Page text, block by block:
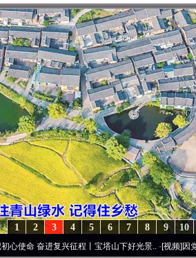
10
9
8
7
6
5
4
3
2
1
奋进复兴征程丨宝塔山下好光景..·[视频]因党而生